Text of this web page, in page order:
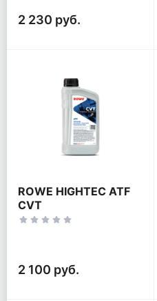
2 230 руб.
ROWE HIGHTEC ATF
CVT
2 100 руб.